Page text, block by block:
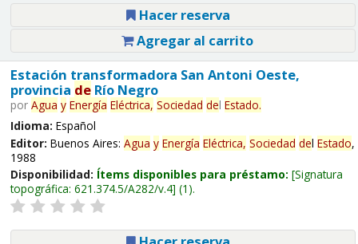
Hacer reserva
Agregar al carrito
Estación transformadora San Antoni Oeste,
provincia deRío Negro
por Agua y Energía Eléctrica, Sociedad del Estado.
Idioma: Español
Editor: Buenos Aires: Agua y Energía Eléctrica, Sociedad del Estado,
1988
Disponibilidad: Ítems disponibles para préstamo: Signatura
topográfica: 621.374.5/A282/v.4 (1).